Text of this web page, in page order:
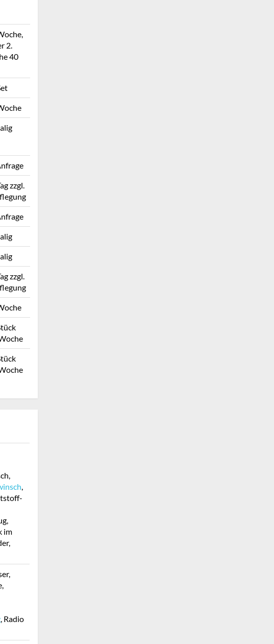
2.
40
zzgl.
zzgl.
,
im
, Radio